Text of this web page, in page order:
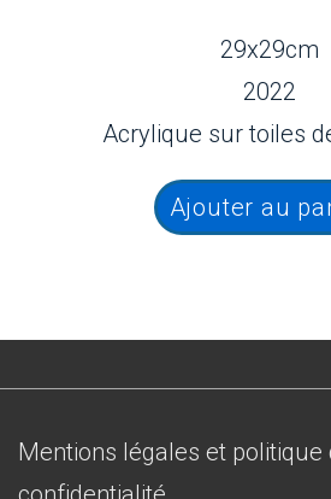
29x29cm
2022
Acrylique sur toiles
Ajouter au
Menu
du
Mentions légales et politique